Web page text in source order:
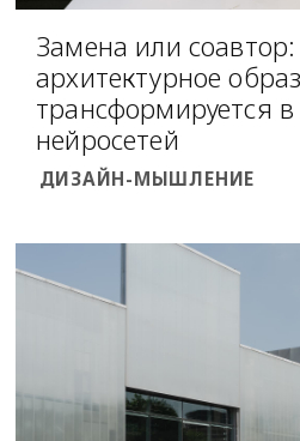
Замена или
архитектурное
трансформируется в
нейросетей
ДИЗАЙН-МЫШЛЕНИЕ